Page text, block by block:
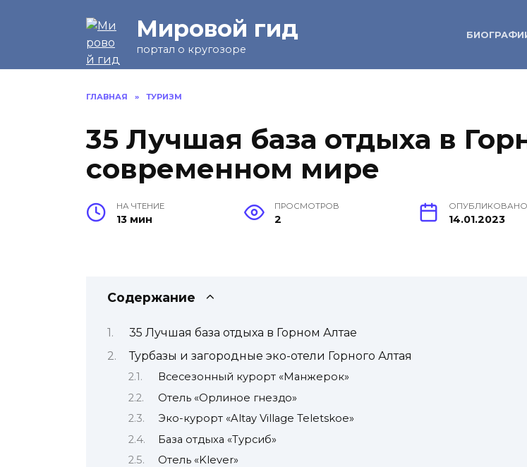
Мировой гид
портал о кругозоре
ГЛАВНАЯ » ТУРИЗМ
35 Лучшая база отдыха в
современном мире
НА ЧТЕНИЕ
13 мин
ПРОСМОТРОВ
2
ОПУБЛИКОВАНО
14.01.2023
Содержание
35 Лучшая база отдыха в Горном Алтае
Турбазы и загородные эко-отели Горного Алтая
Всесезонный курорт «Манжерок»
Отель «Орлиное гнездо»
Эко-курорт «Altay Village Teletskoe»
База отдыха «Турсиб»
Отель «Klever»